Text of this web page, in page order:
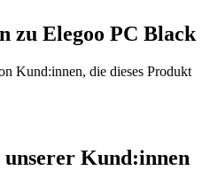
zu Elegoo PC Black
Kund:innen, die dieses Produkt
Kund:innen